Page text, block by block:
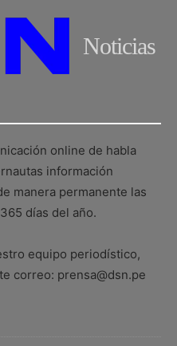
Noticias
online de habla
información
manera permanente las
días del año.
equipo periodístico,
correo: prensa@dsn.pe